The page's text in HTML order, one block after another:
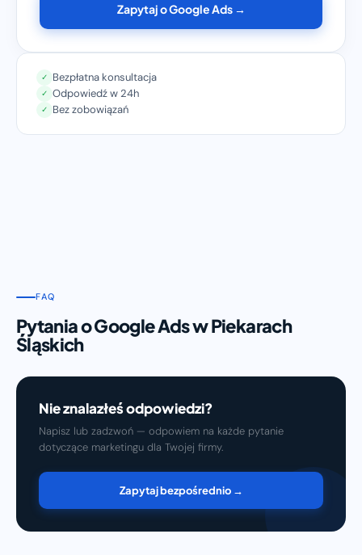
Zapytaj o Google Ads →
✓ Bezpłatna konsultacja
✓ Odpowiedź w 24h
✓ Bez zobowiązań
FAQ
Pytania o Google Ads w Piekarach
Śląskich
Nie znalazłeś odpowiedzi?
Napisz lub zadzwoń — odpowiem na każde pytanie
dotyczące marketingu dla Twojej firmy.
Zapytaj bezpośrednio →